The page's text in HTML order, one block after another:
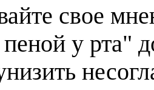
свое
у рта"